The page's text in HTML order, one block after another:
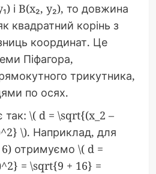
і B(x₂, y₂), то довжина
квадратний корінь з
координат. Це
Піфагора,
трикутника,
по осях.
\( d = \sqrt{(x_2 –
\). Наприклад, для
6) отримуємо \( d =
= \sqrt{9 + 16} =